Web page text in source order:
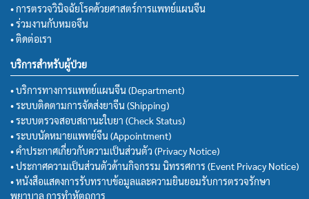
• การตรวจวินิจฉัยโรคด้วยศาสตร์การแพทย์แผนจีน
• ร่วมงานกับหมอจีน
• ติดต่อเรา
บริการสำหรับผู้ป่วย
• บริการทางการแพทย์แผนจีน (Department)
• ระบบติดตามการจัดส่งยาจีน (Shipping)
• ระบบตรวจสอบสถานะใบยา (Check Status)
• ระบบนัดหมายแพทย์จีน (Appointment)
• คำประกาศเกี่ยวกับความเป็นส่วนตัว (Privacy Notice)
• ประกาศความเป็นส่วนตัวด้านกิจกรรม นิทรรศการ (Event Privacy Notice)
• หนังสือแสดงการรับทราบข้อมูลและความยินยอมรับการตรวจรักษา
พยาบาล การทำหัตถการ